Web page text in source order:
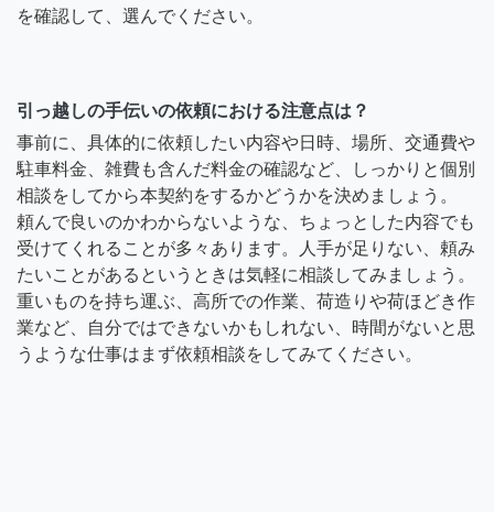
を確認して、選んでください。
引っ越しの手伝いの依頼における注意点は？
事前に、具体的に依頼したい内容や日時、場所、交通費や
駐車料金、雑費も含んだ料金の確認など、しっかりと個別
相談をしてから本契約をするかどうかを決めましょう。
頼んで良いのかわからないような、ちょっとした内容でも
受けてくれることが多々あります。人手が足りない、頼み
たいことがあるというときは気軽に相談してみましょう。
重いものを持ち運ぶ、高所での作業、荷造りや荷ほどき作
業など、自分ではできないかもしれない、時間がないと思
うような仕事はまず依頼相談をしてみてください。